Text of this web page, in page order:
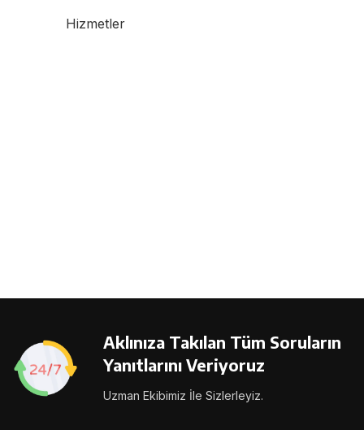
Hizmetler
Aklınıza Takılan Tüm Soruların
Yanıtlarını Veriyoruz
Uzman Ekibimiz İle Sizlerleyiz.